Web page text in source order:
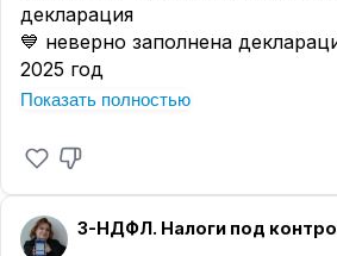
декларация
💙 неверно заполнена
2025 год
💜 другое
историю подробнее
Показать полностью